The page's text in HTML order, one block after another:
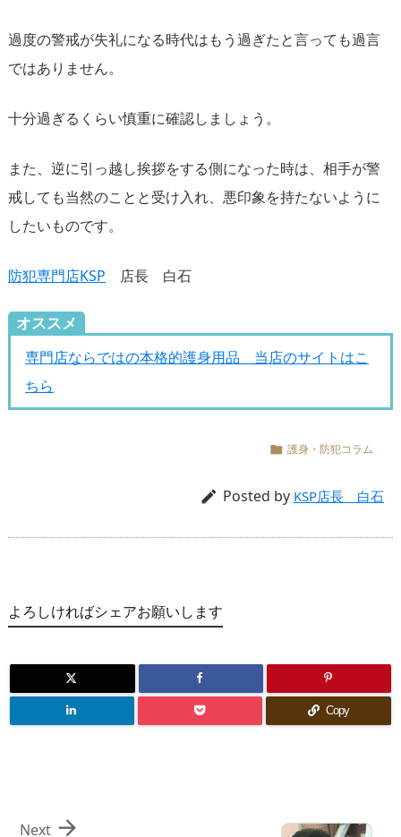
過度の警戒が失礼になる時代はもう過ぎたと言っても過言
ではありません。
十分過ぎるくらい慎重に確認しましょう。
また、逆に引っ越し挨拶をする側になった時は、相手が警
戒しても当然のことと受け入れ、悪印象を持たないように
したいものです。
防犯専門店KSP 店長 白石
オススメ
専門店ならではの本格的護身用品 当店のサイトはこ
ちら
 護身・防犯コラム
 Posted by KSP店長 白石
よろしければシェアお願いします
Copy

Next